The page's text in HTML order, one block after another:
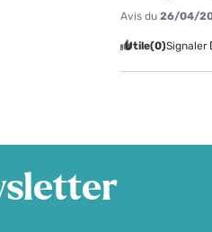
Avis du26/04/
Utile(0)Signaler